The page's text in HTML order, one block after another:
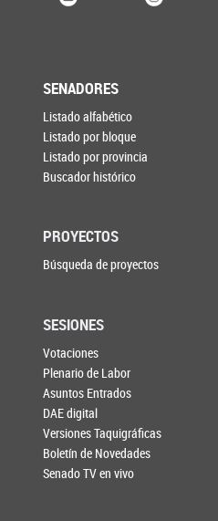
SENADORES
Listado alfabético
Listado por bloque
Listado por provincia
Buscador histórico
PROYECTOS
Búsqueda de proyectos
SESIONES
Votaciones
Plenario de Labor
Asuntos Entrados
DAE digital
Versiones Taquigráficas
Boletín de Novedades
Senado TV en vivo